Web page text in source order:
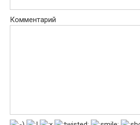
Комментарий